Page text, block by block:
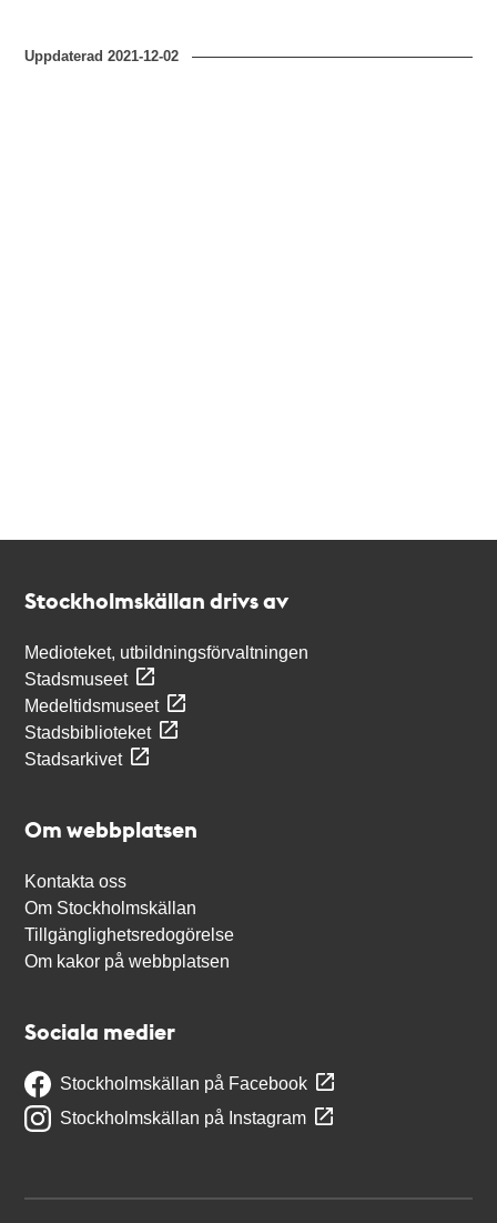
Uppdaterad2021-12-02
Stockholmskällan drivs av
Medioteket, utbildningsförvaltningen
Stadsmuseet
Medeltidsmuseet
Stadsbiblioteket
Stadsarkivet
Om webbplatsen
Kontakta oss
Om Stockholmskällan
Tillgänglighetsredogörelse
Om kakor på webbplatsen
Sociala medier
Stockholmskällan på Facebook
Stockholmskällan på Instagram